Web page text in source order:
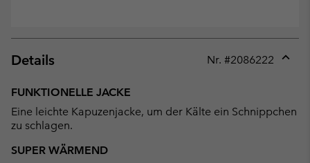
Details Nr. #2086222
FUNKTIONELLE JACKE
Eine leichte Kapuzenjacke, um der Kälte ein Schnippchen
zu schlagen.
SUPER WÄRMEND